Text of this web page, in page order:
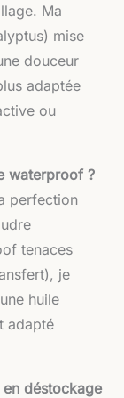
Ma
mise
douceur
adaptée
ou
waterproof ?
perfection
tenaces
je
huile
adapté
déstockage